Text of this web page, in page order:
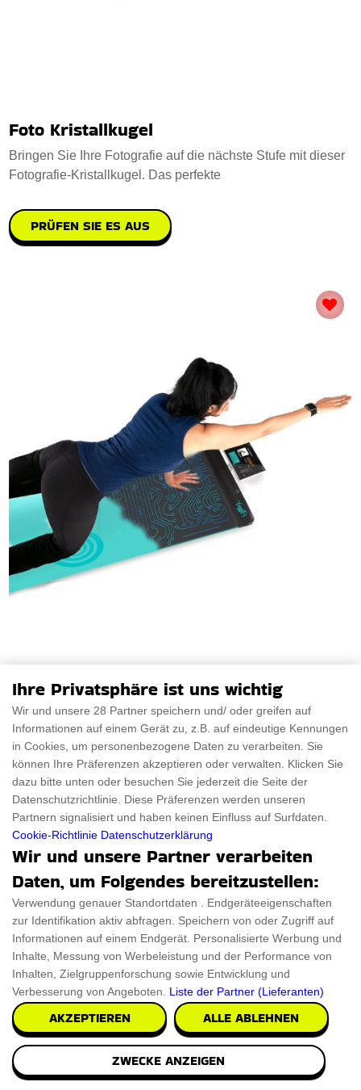
Foto Kristallkugel
Bringen Sie Ihre Fotografie auf die nächste Stufe mit dieser
Fotografie-Kristallkugel. Das perfekte
PRÜFEN SIE ES AUS
Intelligente Yoga Matte
Wenn Sie zu Hause trainieren und niemand da ist, der
Ihnen Feedback gibt. Jetzt brauchen Sie sich ke
PRÜFEN SIE ES AUS
Ihre Privatsphäre ist uns wichtig
Wir und unsere 28 Partner speichern und/ oder greifen auf
Informationen auf einem Gerät zu, z.B. auf eindeutige Kennungen
in Cookies, um personenbezogene Daten zu verarbeiten. Sie
können Ihre Präferenzen akzeptieren oder verwalten. Klicken Sie
dazu bitte unten oder besuchen Sie jederzeit die Seite der
Datenschutzrichtlinie. Diese Präferenzen werden unseren
Partnern signalisiert und haben keinen Einfluss auf Surfdaten.
Cookie-Richtlinie Datenschutzerklärung
Wir und unsere Partner verarbeiten
Daten, um Folgendes bereitzustellen:
Verwendung genauer Standortdaten . Endgeräteeigenschaften
zur Identifikation aktiv abfragen. Speichern von oder Zugriff auf
Informationen auf einem Endgerät. Personalisierte Werbung und
Inhalte, Messung von Werbeleistung und der Performance von
Inhalten, Zielgruppenforschung sowie Entwicklung und
Verbesserung von Angeboten. Liste der Partner (Lieferanten)
AKZEPTIEREN ALLE ABLEHNEN
ZWECKE ANZEIGEN